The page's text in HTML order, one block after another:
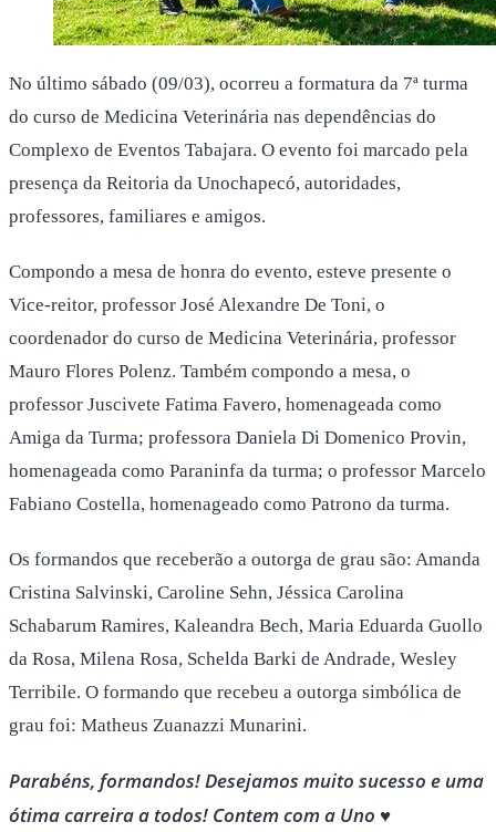
No último sábado (09/03), ocorreu a formatura da 7ª turma
do curso de Medicina Veterinária nas dependências do
Complexo de Eventos Tabajara. O evento foi marcado pela
presença da Reitoria da Unochapecó, autoridades,
professores, familiares e amigos.
Compondo a mesa de honra do evento, esteve presente o
Vice-reitor, professor José Alexandre De Toni, o
coordenador do curso de Medicina Veterinária, professor
Mauro Flores Polenz. Também compondo a mesa, o
professor Juscivete Fatima Favero, homenageada como
Amiga da Turma; professora Daniela Di Domenico Provin,
homenageada como Paraninfa da turma; o professor Marcelo
Fabiano Costella, homenageado como Patrono da turma.
Os formandos que receberão a outorga de grau são: Amanda
Cristina Salvinski, Caroline Sehn, Jéssica Carolina
Schabarum Ramires, Kaleandra Bech, Maria Eduarda Guollo
da Rosa, Milena Rosa, Schelda Barki de Andrade, Wesley
Terribile. O formando que recebeu a outorga simbólica de
grau foi: Matheus Zuanazzi Munarini.
Parabéns, formandos! Desejamos muito sucesso e uma
ótima carreira a todos! Contem com a Uno ♥